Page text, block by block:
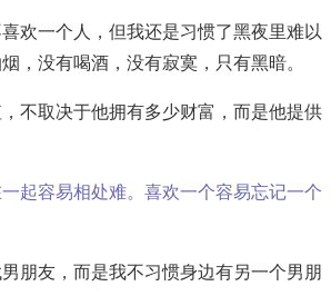
欢一个人，但我还是习惯了黑夜里难以
，没有喝酒，没有寂寞，只有黑暗。
不取决于他拥有多少财富，而是他提供
起容易相处难。喜欢一个容易忘记一个
朋友，而是我不习惯身边有另一个男朋